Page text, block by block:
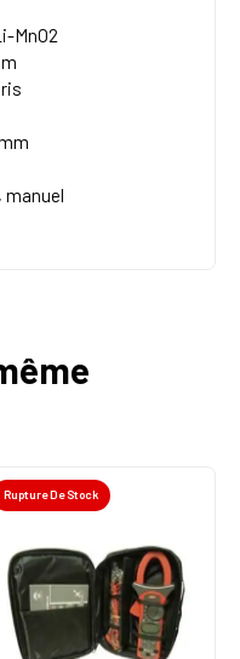
MnO2
Rupture De Stock